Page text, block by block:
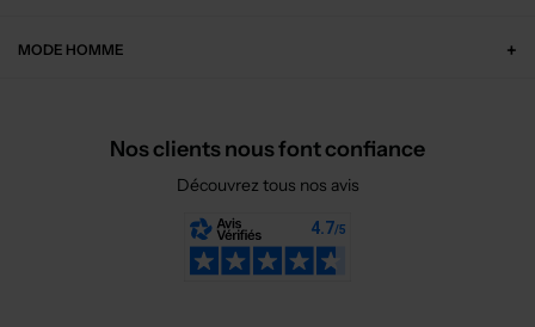
MODE HOMME
Nos clients nous font confiance
Découvrez tous nos avis